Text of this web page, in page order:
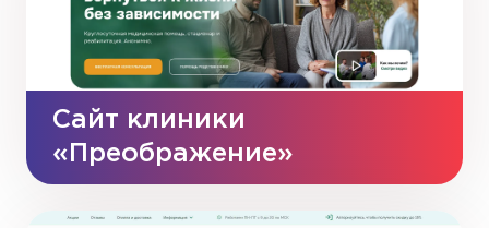
Сайт клиники
«Преображение»